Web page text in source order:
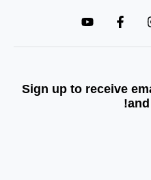
Sign up to receive
and